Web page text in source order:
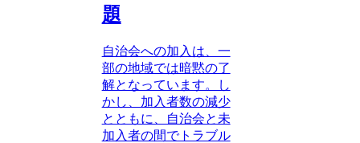
題
自治会への加入は、一
部の地域では暗黙の了
解となっています。し
かし、加入者数の減少
とともに、自治会と未
加入者の間でトラブル